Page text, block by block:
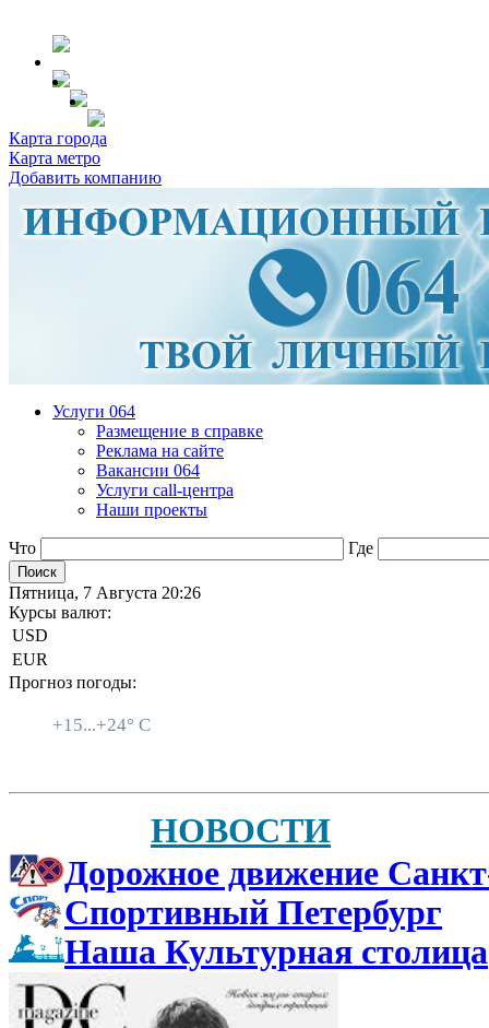
Карта города
Карта метро
Добавить компанию
Услуги 064
Размещение в справке
Реклама на сайте
Вакансии 064
Услуги call-центра
Наши проекты
Что Где
Пятница, 7 Августа 20:26
Курсы валют:
USD
EUR
Прогноз погоды:
+15...+24° C
НОВОСТИ
Дорожное движение
Спортивный Петербург
Наша Культурная столица